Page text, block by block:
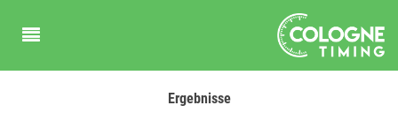
Ergebnisse